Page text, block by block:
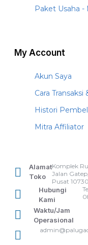
Paket Usaha -
My Account
Akun Saya
Cara
Histori
Mitra Affiliator
Alamat
Toko
Komplek
Jalan
Pusat 10730
Hubungi
Kami
Waktu/Jam
Operasional